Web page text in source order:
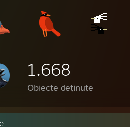
1.668
Obiecte deținute